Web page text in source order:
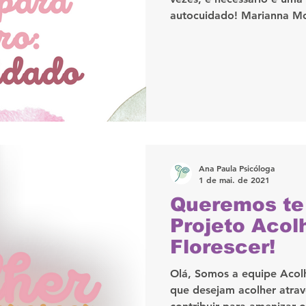
autocuidado! Marianna
Queremos
Projeto
Florescer!
Olá, Somos a equipe
que desejam acolher
Ana Paula Psicóloga
1 de mai. de 2021